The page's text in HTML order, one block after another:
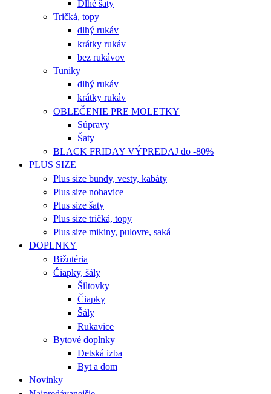
Dlhé šaty
Tričká, topy
dlhý rukáv
krátky rukáv
bez rukávov
Tuniky
dlhý rukáv
krátky rukáv
OBLEČENIE PRE MOLETKY
Súpravy
Šaty
BLACK FRIDAY VÝPREDAJ do -80%
PLUS SIZE
Plus size bundy, vesty, kabáty
Plus size nohavice
Plus size šaty
Plus size tričká, topy
Plus size mikiny, pulovre, saká
DOPLNKY
Bižutéria
Čiapky, šály
Šiltovky
Čiapky
Šály
Rukavice
Bytové doplnky
Detská izba
Byt a dom
Novinky